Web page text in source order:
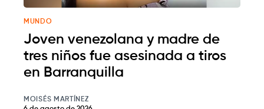
MUNDO
Joven venezolana y madre de
tres niños fue asesinada a tiros
en Barranquilla
MOISÉS MARTÍNEZ